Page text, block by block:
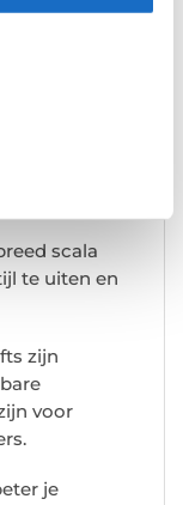
scala
te uiten en
zijn
voor
je